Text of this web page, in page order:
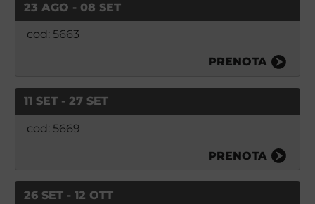
23 AGO - 08 SET
cod: 5663
PRENOTA
11 SET - 27 SET
cod: 5669
PRENOTA
26 SET - 12 OTT